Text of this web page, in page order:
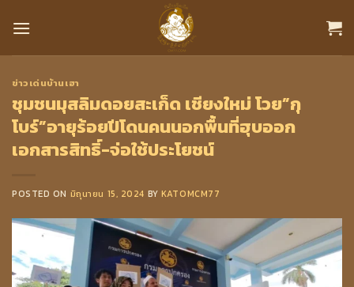
ข่าวเด่นบ้านเฮา
ชุมชนมุสลิมดอยสะเก็ด เชียงใหม่ โวย”กุ
โบร์”อายุร้อยปีโดนคนนอกพื้นที่ฮุบออก
เอกสารสิทธิ์-จ่อใช้ประโยชน์
POSTED ON มิถุนายน 15, 2024 BY KATOMCM77